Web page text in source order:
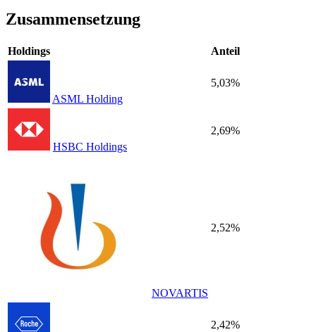
Zusammensetzung
Holdings Anteil
ASML Holding
5,03%
HSBC Holdings
2,69%
NOVARTIS
2,52%
2,42%